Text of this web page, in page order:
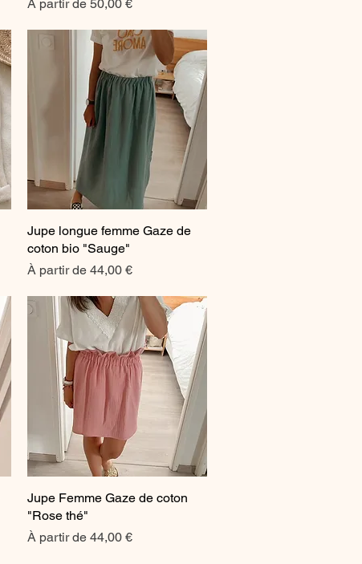
À partir de 50,00 €
Aperçu rapide
Jupe longue femme Gaze de
coton bio "Sauge"
À partir de 44,00 €
Prix promotionnel
Aperçu rapide
Jupe Femme Gaze de coton
"Rose thé"
À partir de 44,00 €
Prix promotionnel